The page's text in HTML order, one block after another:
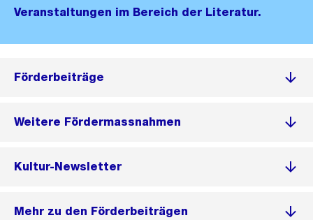
Veranstaltungen im Bereich der Literatur.
Förderbeiträge
Weitere Fördermassnahmen
Kultur-Newsletter
Mehr zu den Förderbeiträgen